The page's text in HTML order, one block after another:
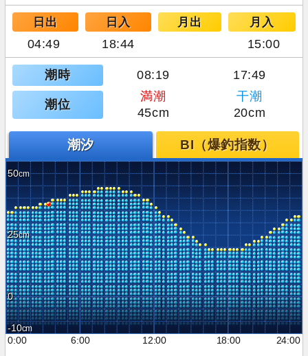
日出 日入 月出 月入
04:49 18:44 15:00
潮時 08:19 17:49
潮位
満潮
干潮
45cm
20cm
潮汐 BI（爆釣指数）
50
25
0
-10
0:00
6:00 12:00 18:00 24:00